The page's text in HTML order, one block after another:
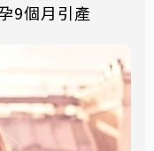
9個月引產